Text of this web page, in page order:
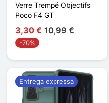
Verre Trempé Objectifs
Poco F4 GT
3,30 € 10,99 €
-70%
Entrega expressa